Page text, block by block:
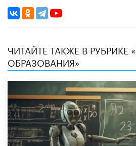
ЧИТАЙТЕ ТАКЖЕ В РУБРИКЕ
ОБРАЗОВАНИЯ»